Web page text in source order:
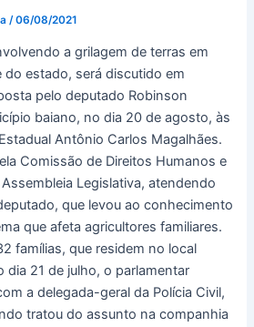
/06/08/2021
a grilagem de terras em
estado, será discutido em
pelo deputado Robinson
baiano, no dia 20 de agosto, às
Antônio Carlos Magalhães.
Comissão de Direitos Humanos e
Legislativa, atendendo
que levou ao conhecimento
que afeta agricultores familiares.
famílias, que residem no local
dia 21 de julho, o parlamentar
a delegada-geral da Polícia Civil,
tratou do assunto na companhia